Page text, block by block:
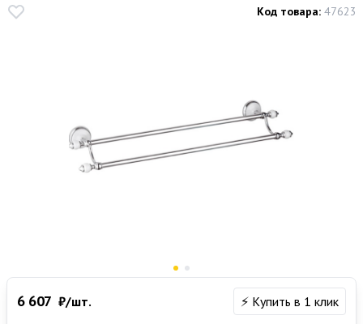
Код товара: 47623
6 607 ₽/шт. ⚡ Купить в 1 клик